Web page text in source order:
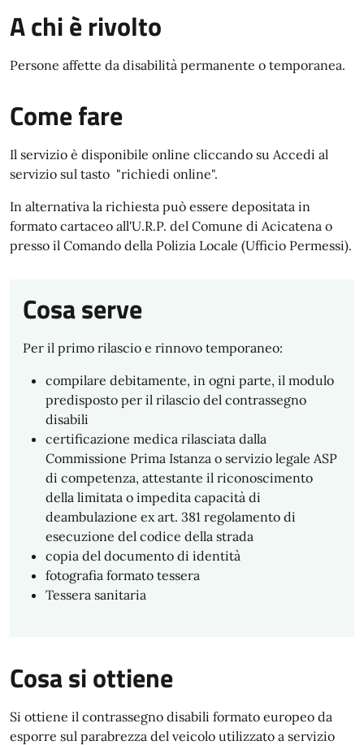
A chi è rivolto
Persone affette da disabilità permanente o temporanea.
Come fare
Il servizio è disponibile online cliccando su Accedi al
servizio sul tasto "richiedi online".
In alternativa la richiesta può essere depositata in
formato cartaceo all'U.R.P. del Comune di Acicatena o
presso il Comando della Polizia Locale (Ufficio Permessi).
Cosa serve
Per il primo rilascio e rinnovo temporaneo:
compilare debitamente, in ogni parte, il modulo
predisposto per il rilascio del contrassegno
disabili
certificazione medica rilasciata dalla
Commissione Prima Istanza o servizio legale ASP
di competenza, attestante il riconoscimento
della limitata o impedita capacità di
deambulazione ex art. 381 regolamento di
esecuzione del codice della strada
copia del documento di identità
fotografia formato tessera
Tessera sanitaria
Cosa si ottiene
Si ottiene il contrassegno disabili formato europeo da
esporre sul parabrezza del veicolo utilizzato a servizio